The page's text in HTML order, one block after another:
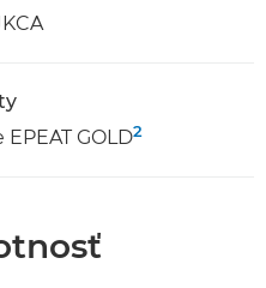
GOLD2